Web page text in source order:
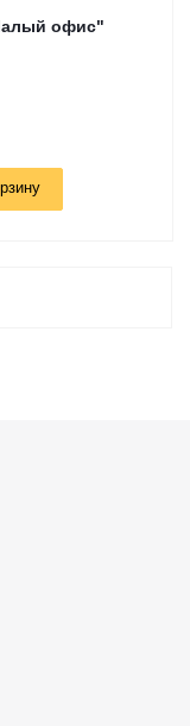
офис"